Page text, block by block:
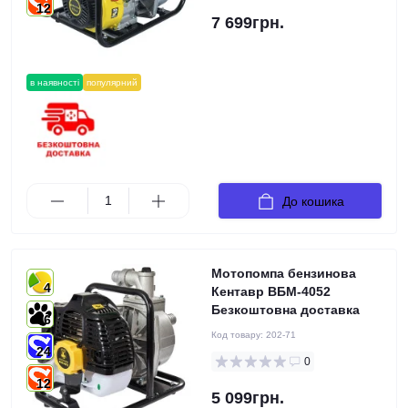
в наявності популярний
12
7 699грн.
До кошика
4
6
24
12
Мотопомпа бензинова
Кентавр ВБМ-4052
Безкоштовна доставка
Код товару: 202-71
0
5 099грн.